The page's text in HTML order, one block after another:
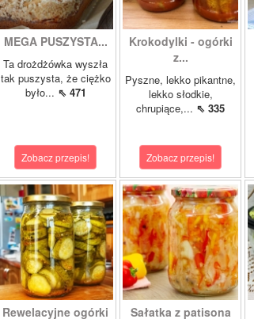
MEGA PUSZYSTA...
Ta drożdżówka wyszła
tak puszysta, że ciężko
było... ⇖ 471
Zobacz przepis!
Krokodylki - ogórki
z...
Pyszne, lekko pikantne,
lekko słodkie,
chrupiące,... ⇖ 335
Zobacz przepis!
Rewelacyjne ogórki Sałatka z patisona